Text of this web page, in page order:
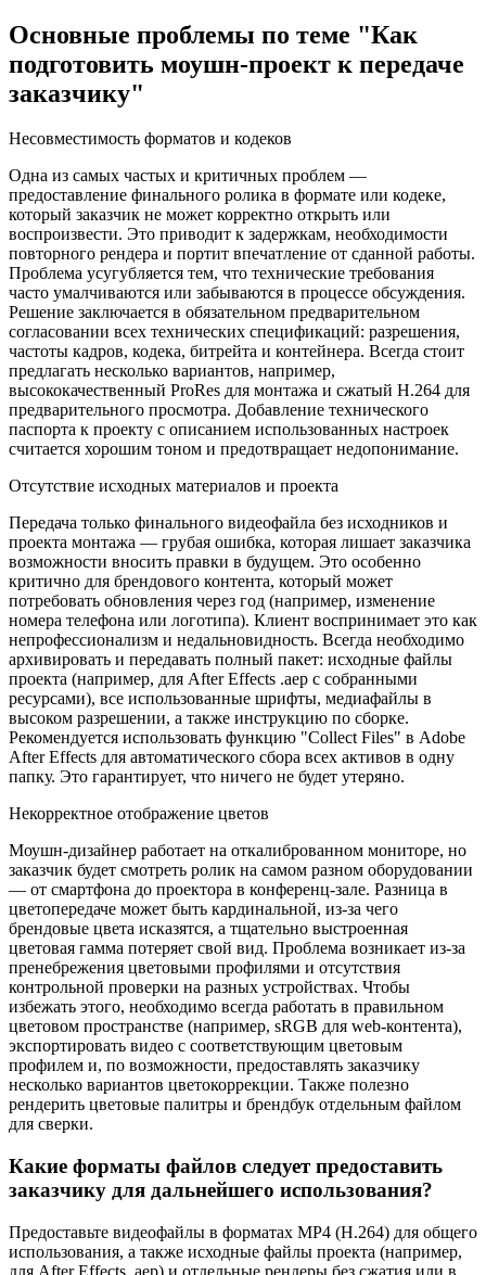
Основные проблемы по теме "Как
подготовить моушн-проект к передаче
заказчику"
Несовместимость форматов и кодеков
Одна из самых частых и критичных проблем —
предоставление финального ролика в формате или кодеке,
который заказчик не может корректно открыть или
воспроизвести. Это приводит к задержкам, необходимости
повторного рендера и портит впечатление от сданной работы.
Проблема усугубляется тем, что технические требования
часто умалчиваются или забываются в процессе обсуждения.
Решение заключается в обязательном предварительном
согласовании всех технических спецификаций: разрешения,
частоты кадров, кодека, битрейта и контейнера. Всегда стоит
предлагать несколько вариантов, например,
высококачественный ProRes для монтажа и сжатый H.264 для
предварительного просмотра. Добавление технического
паспорта к проекту с описанием использованных настроек
считается хорошим тоном и предотвращает недопонимание.
Отсутствие исходных материалов и проекта
Передача только финального видеофайла без исходников и
проекта монтажа — грубая ошибка, которая лишает заказчика
возможности вносить правки в будущем. Это особенно
критично для брендового контента, который может
потребовать обновления через год (например, изменение
номера телефона или логотипа). Клиент воспринимает это как
непрофессионализм и недальновидность. Всегда необходимо
архивировать и передавать полный пакет: исходные файлы
проекта (например, для After Effects .aep с собранными
ресурсами), все использованные шрифты, медиафайлы в
высоком разрешении, а также инструкцию по сборке.
Рекомендуется использовать функцию "Collect Files" в Adobe
After Effects для автоматического сбора всех активов в одну
папку. Это гарантирует, что ничего не будет утеряно.
Некорректное отображение цветов
Моушн-дизайнер работает на откалиброванном мониторе, но
заказчик будет смотреть ролик на самом разном оборудовании
— от смартфона до проектора в конференц-зале. Разница в
цветопередаче может быть кардинальной, из-за чего
брендовые цвета исказятся, а тщательно выстроенная
цветовая гамма потеряет свой вид. Проблема возникает из-за
пренебрежения цветовыми профилями и отсутствия
контрольной проверки на разных устройствах. Чтобы
избежать этого, необходимо всегда работать в правильном
цветовом пространстве (например, sRGB для web-контента),
экспортировать видео с соответствующим цветовым
профилем и, по возможности, предоставлять заказчику
несколько вариантов цветокоррекции. Также полезно
рендерить цветовые палитры и брендбук отдельным файлом
для сверки.
Какие форматы файлов следует предоставить
заказчику для дальнейшего использования?
Предоставьте видеофайлы в форматах MP4 (H.264) для общего
использования, а также исходные файлы проекта (например,
для After Effects .aep) и отдельные рендеры без сжатия или в